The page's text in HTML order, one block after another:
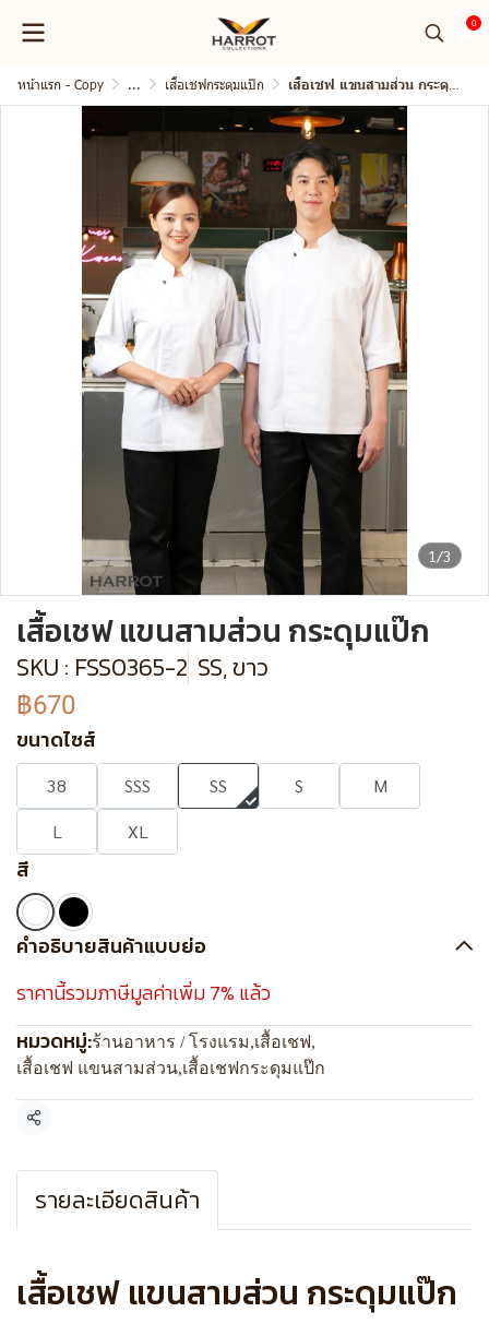
0
หน้าแรก - Copy ... เสื้อเชฟกระดุมแป๊ก เสื้อเชฟ แขนสามส่วน กระดุมแป๊ก
1/3
เสื้อเชฟ แขนสามส่วน กระดุมแป๊ก
SKU : FSS0365-2 SS, ขาว
฿670
ขนาดไซส์
38 SSS SS S
M
L
XL
สี
คำอธิบายสินค้าแบบย่อ
ราคานี้รวมภาษีมูลค่าเพิ่ม 7% แล้ว
หมวดหมู่:ร้านอาหาร / โรงแรม,เสื้อเชฟ,
เสื้อเชฟ แขนสามส่วน,เสื้อเชฟกระดุมแป๊ก
แชร์
รายละเอียดสินค้า
เสื้อเชฟ แขนสามส่วน กระดุมแป๊ก